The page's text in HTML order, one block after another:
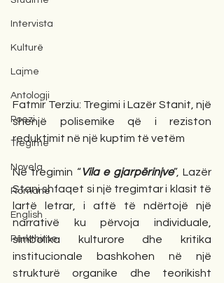
Intervista
Kulturë
Lajme
Antologji
Poezi
Tregime
Novela
Romane
English
Përkthime
Fatmir Terziu: Tregimi i Lazër Stanit, një
shenjë polisemike që i reziston
reduktimit në një kuptim të vetëm
Në tregimin “Vila e gjarpërinjve”, Lazër
Stani shfaqet si një tregimtar i klasit të
lartë letrar, i aftë të ndërtojë një
narrativë ku përvoja individuale,
simbolika kulturore dhe kritika
institucionale bashkohen në një
strukturë organike dhe teorikisht